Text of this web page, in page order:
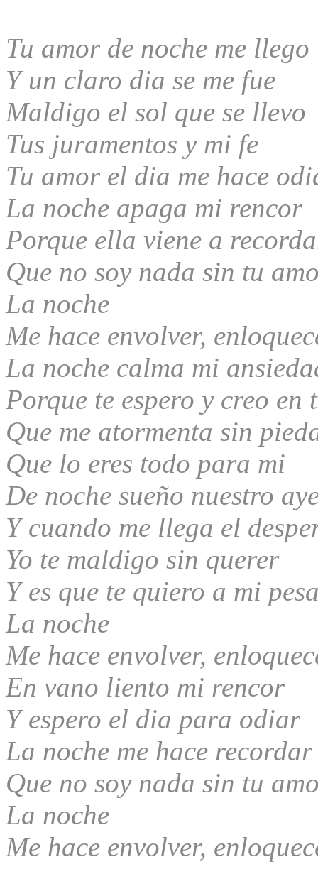
Tu amor de noche me llego
Y un claro dia se me fue
Maldigo el sol que se llevo
Tus juramentos y mi fe
Tu amor el dia me hace
La noche apaga mi rencor
Porque ella viene a
Que no soy nada sin tu
La noche
Me hace envolver,
La noche calma mi
Porque te espero y creo en
Que me atormenta sin
Que lo eres todo para mi
De noche sueño nuestro
Y cuando me llega el
Yo te maldigo sin querer
Y es que te quiero a mi
La noche
Me hace envolver,
En vano liento mi rencor
Y espero el dia para odiar
La noche me hace recordar
Que no soy nada sin tu
La noche
Me hace envolver,